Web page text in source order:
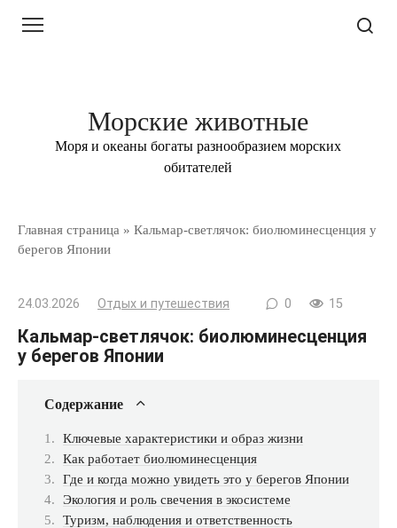
Морские животные
Моря и океаны богаты разнообразием морских
обитателей
Главная страница » Кальмар-светлячок: биолюминесценция у
берегов Японии
24.03.2026 Отдых и путешествия 0 15
Кальмар-светлячок: биолюминесценция
у берегов Японии
Содержание
Ключевые характеристики и образ жизни
Как работает биолюминесценция
Где и когда можно увидеть это у берегов Японии
Экология и роль свечения в экосистеме
Туризм, наблюдения и ответственность